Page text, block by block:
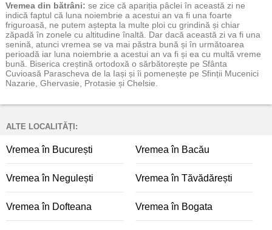
Vremea din bătrâni: se zice că apariția pâclei în această zi ne
indică faptul că luna noiembrie a acestui an va fi una foarte
friguroasă, ne putem aștepta la multe ploi cu grindină și chiar
zăpadă în zonele cu altitudine înaltă. Dar dacă această zi va fi una
senină, atunci vremea se va mai păstra bună și în următoarea
perioadă iar luna noiembrie a acestui an va fi și ea cu multă vreme
bună. Biserica creștină ortodoxă o sărbătorește pe Sfânta
Cuvioasă Parascheva de la Iași și îi pomenește pe Sfinții Mucenici
Nazarie, Ghervasie, Protasie și Chelsie.
ALTE LOCALITĂȚI:
Vremea în București Vremea în Bacău
Vremea în Negulești Vremea în Tăvădărești
Vremea în Dofteana Vremea în Bogata